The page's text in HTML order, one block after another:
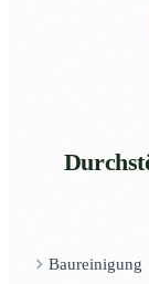
Baureinigung